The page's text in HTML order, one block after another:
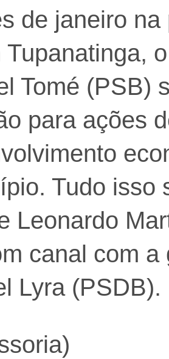
de janeiro
Tupanatinga,
Tomé (PSB)
para ações
Tudo isso
Leonardo
canal com a
Lyra (PSDB).